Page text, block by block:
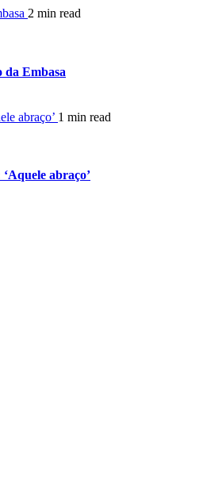
2 min read
da Embasa
abraço’ 1 min read
abraço’